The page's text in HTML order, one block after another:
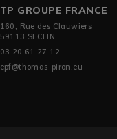
TP GROUPE FRANCE
160, Rue des Clauwiers
59113 SECLIN
03 20 61 27 12
epf@thomas-piron.eu